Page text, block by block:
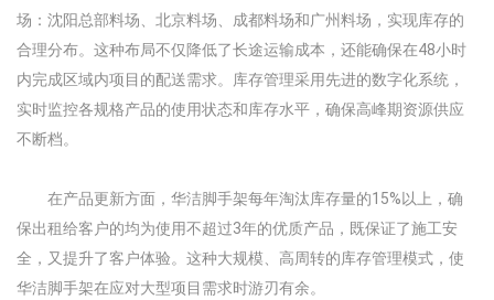
场：沈阳总部料场、北京料场、成都料场和广州料场，实现库存的
合理分布。这种布局不仅降低了长途运输成本，还能确保在48小时
内完成区域内项目的配送需求。库存管理采用先进的数字化系统，
实时监控各规格产品的使用状态和库存水平，确保高峰期资源供应
不断档。
在产品更新方面，华洁脚手架每年淘汰库存量的15%以上，确
保出租给客户的均为使用不超过3年的优质产品，既保证了施工安
全，又提升了客户体验。这种大规模、高周转的库存管理模式，使
华洁脚手架在应对大型项目需求时游刃有余。